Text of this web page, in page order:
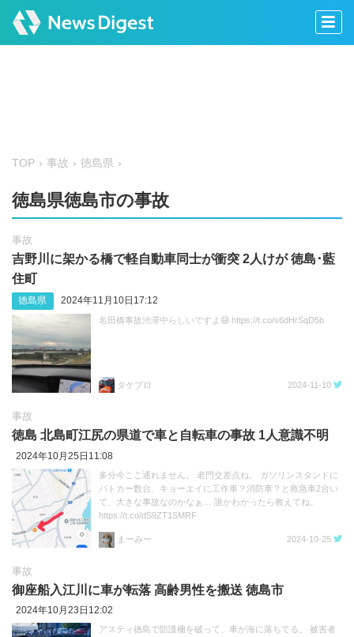
TOP 事故 徳島県
徳島県徳島市の事故
事故
吉野川に架かる橋で軽自動車同士が衝突 2人けが 徳島･藍
住町
徳島県 2024年11月10日17:12
名田橋事故渋滞中らしいですよ😅 https://t.co/s6dHrSqD5b
タケブロ 2024-11-10
事故
徳島 北島町江尻の県道で車と自転車の事故 1人意識不明
2024年10月25日11:08
多分今ここ通れません。 老門交差点ね。 ガソリンスタンドに
パトカー数台、キョーエイに工作車？消防車？と救急車2台い
て、大きな事故なのかなぁ… 誰かわかったら教えてね。
https://t.co/dS9ZT1SMRF
まーみー 2024-10-25
事故
御座船入江川に車が転落 高齢男性を搬送 徳島市
2024年10月23日12:02
アスティ徳島で防護柵を破って、車が海に落ちてる。 被害者